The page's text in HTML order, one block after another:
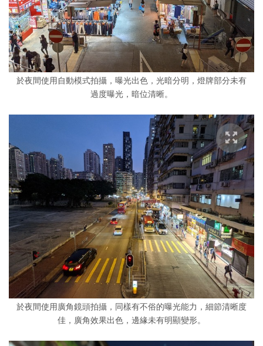
於夜間使用自動模式拍攝，曝光出色，光暗分明，燈牌部分未有
過度曝光，暗位清晰。
於夜間使用廣角鏡頭拍攝，同樣有不俗的曝光能力，細節清晰度
佳，廣角效果出色，邊緣未有明顯變形。